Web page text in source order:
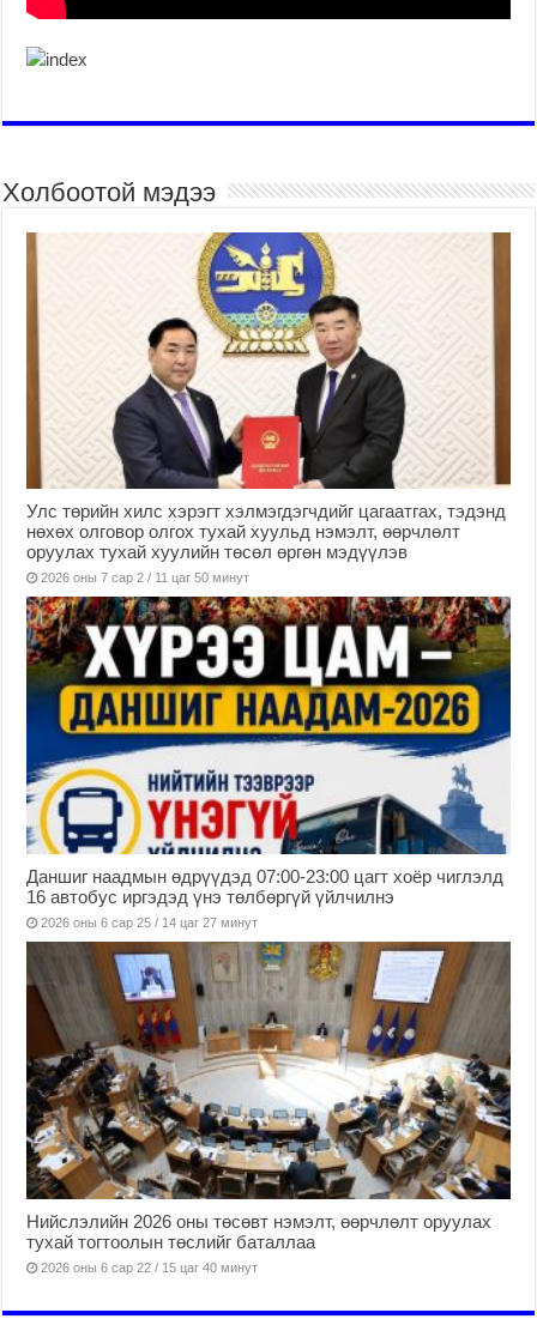
Холбоотой мэдээ
Улс төрийн хилс хэрэгт хэлмэгдэгчдийг цагаатгах, тэдэнд
нөхөх олговор олгох тухай хуульд нэмэлт, өөрчлөлт
оруулах тухай хуулийн төсөл өргөн мэдүүлэв
2026 оны 7 сар 2 / 11 цаг 50 минут
Даншиг наадмын өдрүүдэд 07:00-23:00 цагт хоёр чиглэлд
16 автобус иргэдэд үнэ төлбөргүй үйлчилнэ
2026 оны 6 сар 25 / 14 цаг 27 минут
Нийслэлийн 2026 оны төсөвт нэмэлт, өөрчлөлт оруулах
тухай тогтоолын төслийг баталлаа
2026 оны 6 сар 22 / 15 цаг 40 минут